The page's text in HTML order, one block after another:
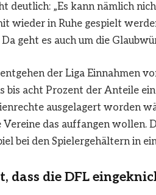
„Es kann nämlich
wieder in Ruhe gespielt
geht es auch um die
der Liga Einnahmen
bis acht Prozent der Anteile
ausgelagert worden
Vereine das auffangen wollen.
bei den Spielergehältern in
dass die DFL